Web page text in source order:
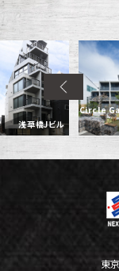
浅草橋Jビル
Circle
東